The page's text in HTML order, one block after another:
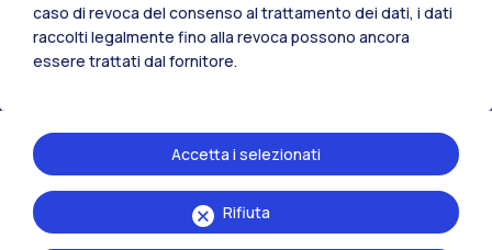
Residenze Frontiere
caso di revoca del consenso al trattamento dei dati, i dati
raccolti legalmente fino alla revoca possono ancora
essere trattati dal fornitore.
Rifiuta
Accetta i selezionati